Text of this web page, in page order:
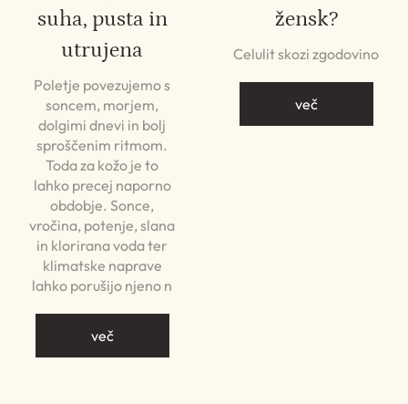
suha, pusta in
utrujena
Poletje povezujemo s
soncem, morjem,
dolgimi dnevi in bolj
sproščenim ritmom.
Toda za kožo je to
lahko precej naporno
obdobje. Sonce,
vročina, potenje, slana
in klorirana voda ter
klimatske naprave
lahko porušijo njeno n
več
žensk?
Celulit skozi zgodovino
več